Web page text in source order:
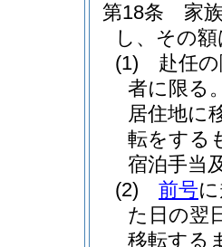
第18条
家
し、その
(1)
赴任
者に限る
居住地に
転をする
宿泊手当
(2)
前号
た日の翌
移転する